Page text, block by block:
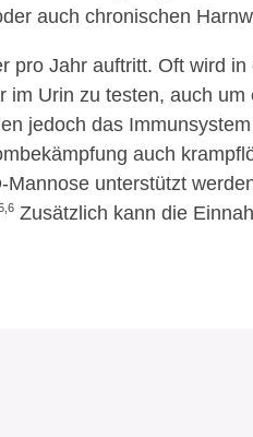
auch chronischen
pro Jahr auftritt. Oft wird
Urin zu testen, auch
jedoch das
auch
unterstützt
Zusätzlich kann die